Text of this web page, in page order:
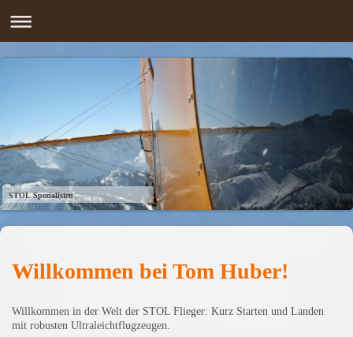
STOL Spezialisten
Willkommen bei Tom Huber!
Willkommen in der Welt der STOL Flieger: Kurz Starten und Landen
mit robusten Ultraleichtflugzeugen.